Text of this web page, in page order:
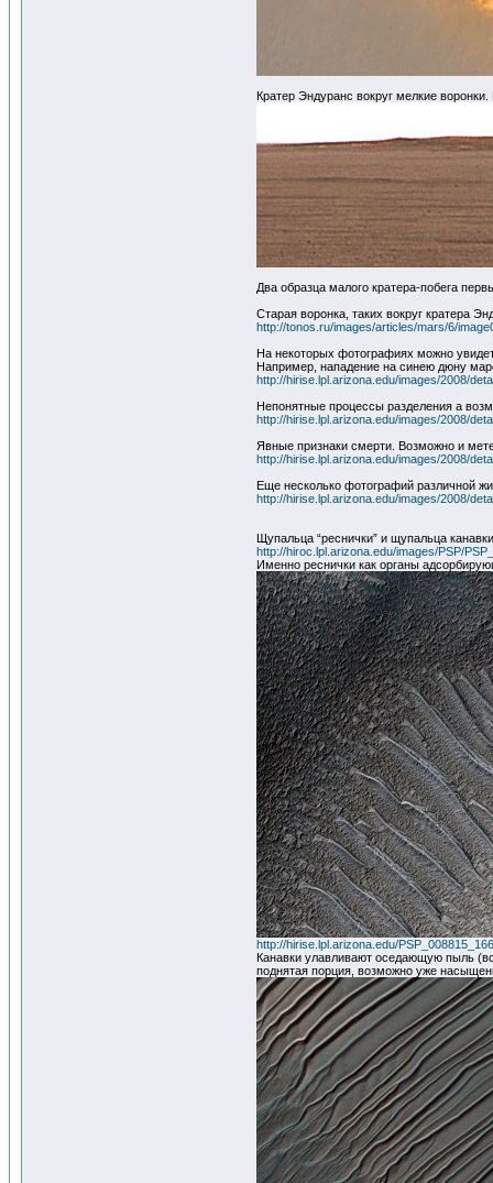
Кратер Эндуранс вокруг мелкие
Два образца малого кратера-побега
Старая воронка, таких вокруг кратера
http://tonos.ru/images/articles/mars/6/
На некоторых фотографиях можно
Например, нападение на синею дюну
http://hirise.lpl.arizona.edu/images/2008/
Непонятные процессы разделения а
http://hirise.lpl.arizona.edu/images/2008/
Явные признаки смерти. Возможно и
http://hirise.lpl.arizona.edu/images/2008/
Еще несколько фотографий различной
http://hirise.lpl.arizona.edu/images/2008/
Щупальца “реснички” и щупальца канавки
http://hiroc.lpl.arizona.edu/images/PSP/
Именно реснички как органы
http://hirise.lpl.arizona.edu/
Канавки улавливают оседающую пыль
поднятая порция, возможно уже